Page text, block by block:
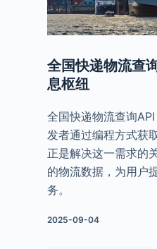
全国快递物流查
息枢纽
全国快递物流查询
发者通过编程方式获
正是解决这一需求的
的物流数据，为用户
务。
2025-09-04